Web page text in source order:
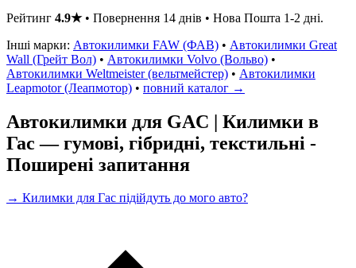
Рейтинг 4.9★• Повернення 14 днів • Нова Пошта 1-2 дні.
Інші марки: Автокилимки FAW (ФАВ) • Автокилимки Great
Wall (Грейт Вол) • Автокилимки Volvo (Вольво) •
Автокилимки Weltmeister (вельтмейстер) • Автокилимки
Leapmotor (Леапмотор) • повний каталог →
Автокилимки для GAC | Килимки в
Гас — гумові, гібридні, текстильні -
Поширені запитання
→ Килимки для Гас підійдуть до мого авто?